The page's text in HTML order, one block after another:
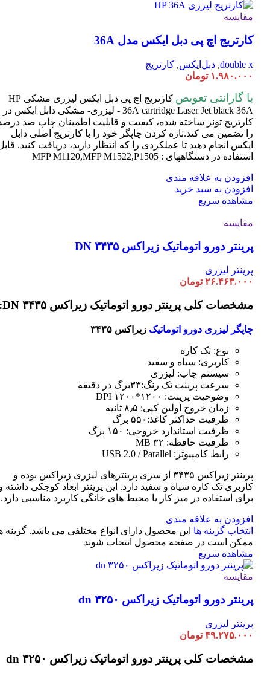
مقایسه
کارتریج اچ پی دبل ایکس مدل 36A
double x
, دبل‌ایکس, کارتریج
۱.۹۸۰.۰۰۰ تومان
با گارانتی تعویض
کارتریج اچ پی دبل ایکس لیزری مشکی HP
36A cartridge Laser
Jet black 36A - لیزری- مشکی دابل ایکس در
کارتریج تونر ساخته شده، کیفیت و قابلیت اطمینان چاپ صد
را تضمین می کند.تازه کردن چاپگر خود را با کارتریج اصلی دابل
ایکس انجام دهید تا عملکردی را که انتظار دارید، دریافت کنید.
استفاده در دستگاههای : MFP M1120,MFP M1522,P1505
افزودن به علاقه مندی
افزودن به سبد خرید
مشاهده سریع
مقایسه
پرینتر دورو اتوماتیک زیراکس DN ۳۴۳۵
پرینتر لیزری
۲۶.۴۶۳.۰۰۰ تومان
مشخصات کلی پرینتر دورو اتوماتیک زیراکس DN ۳۴۳۵:
چاپگر لیزری دورو اتوماتیک زیراکس ۳۴۳۵
نوع: تک کاره
کاربری: سیاه و سفید
سیستم چاپ: لیزری
سرعت پرینت تک رنگ:۳۳برگ در دقیقه
وضوحیت پرینت: ۱۲۰۰*۱۲۰۰ DPI
زمان خروج اولین کپی: ۸٫۵ ثانیه
ظرفیت حداکثر کاغذ:۵۵۰ برگ
ظرفیت استاندارد خروجی: ۱۵۰ برگ
ظرفیت حافظه: ۳۲ MB
رابط کامپیوتر: USB 2.0 / Parallel
پرینتر زیراکس ۳۴۳۵ از سری پرینترهای لیزری زیراکس بوده و
کاربری تک کاره سیاه و سفید دارد. این پرینتر ابعاد کوچکی داشته
برای استفاده در میز کار یا محیط های خانگی کاربرد مناسبی دارد.
افزودن به علاقه مندی
انتخاب گزینه ها این محصول دارای انواع مختلفی می باشد. گزینه
ممکن است در صفحه محصول انتخاب شوند
مشاهده سریع
مقایسه
پرینتر دورو اتوماتیک زیراکس dn ۳۲۵۰
پرینتر لیزری
۴۹.۲۷۵.۰۰۰ تومان
مشخصات کلی پرینتر دورو اتوماتیک زیراکس dn ۳۲۵۰